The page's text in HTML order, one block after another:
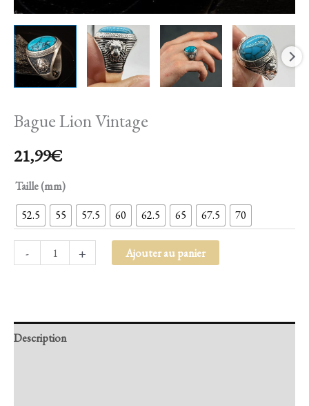
Bague Lion Vintage
21,99€
Taille (mm)
52.5 55 57.5 60 62.5 65 67.5 70
- + Ajouter au panier
Description